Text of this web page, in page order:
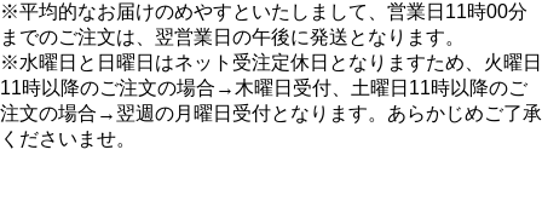
※平均的なお届けのめやすといたしまして、営業日11時00分
までのご注文は、翌営業日の午後に発送となります。
※水曜日と日曜日はネット受注定休日となりますため、火曜日
11時以降のご注文の場合→木曜日受付、土曜日11時以降のご
注文の場合→翌週の月曜日受付となります。あらかじめご了承
くださいませ。